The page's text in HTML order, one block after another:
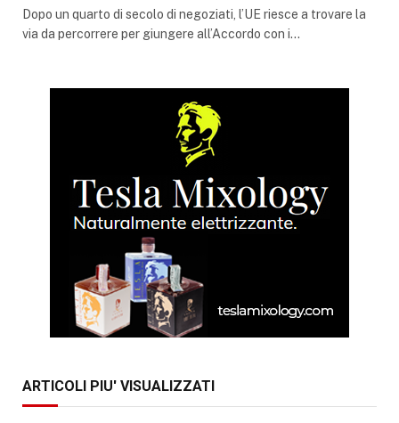
Dopo un quarto di secolo di negoziati, l’UE riesce a trovare la
via da percorrere per giungere all’Accordo con i…
ARTICOLI PIU' VISUALIZZATI